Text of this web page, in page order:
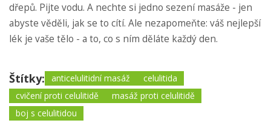
dřepů. Pijte vodu. A nechte si jedno sezení masáže - jen
abyste věděli, jak se to cítí. Ale nezapomeňte: váš nejlepší
lék je vaše tělo - a to, co s ním děláte každý den.
Štítky: anticelulitidní masáž
celulitida
cvičení proti celulitidě
masáž proti celulitidě
boj s celulitidou